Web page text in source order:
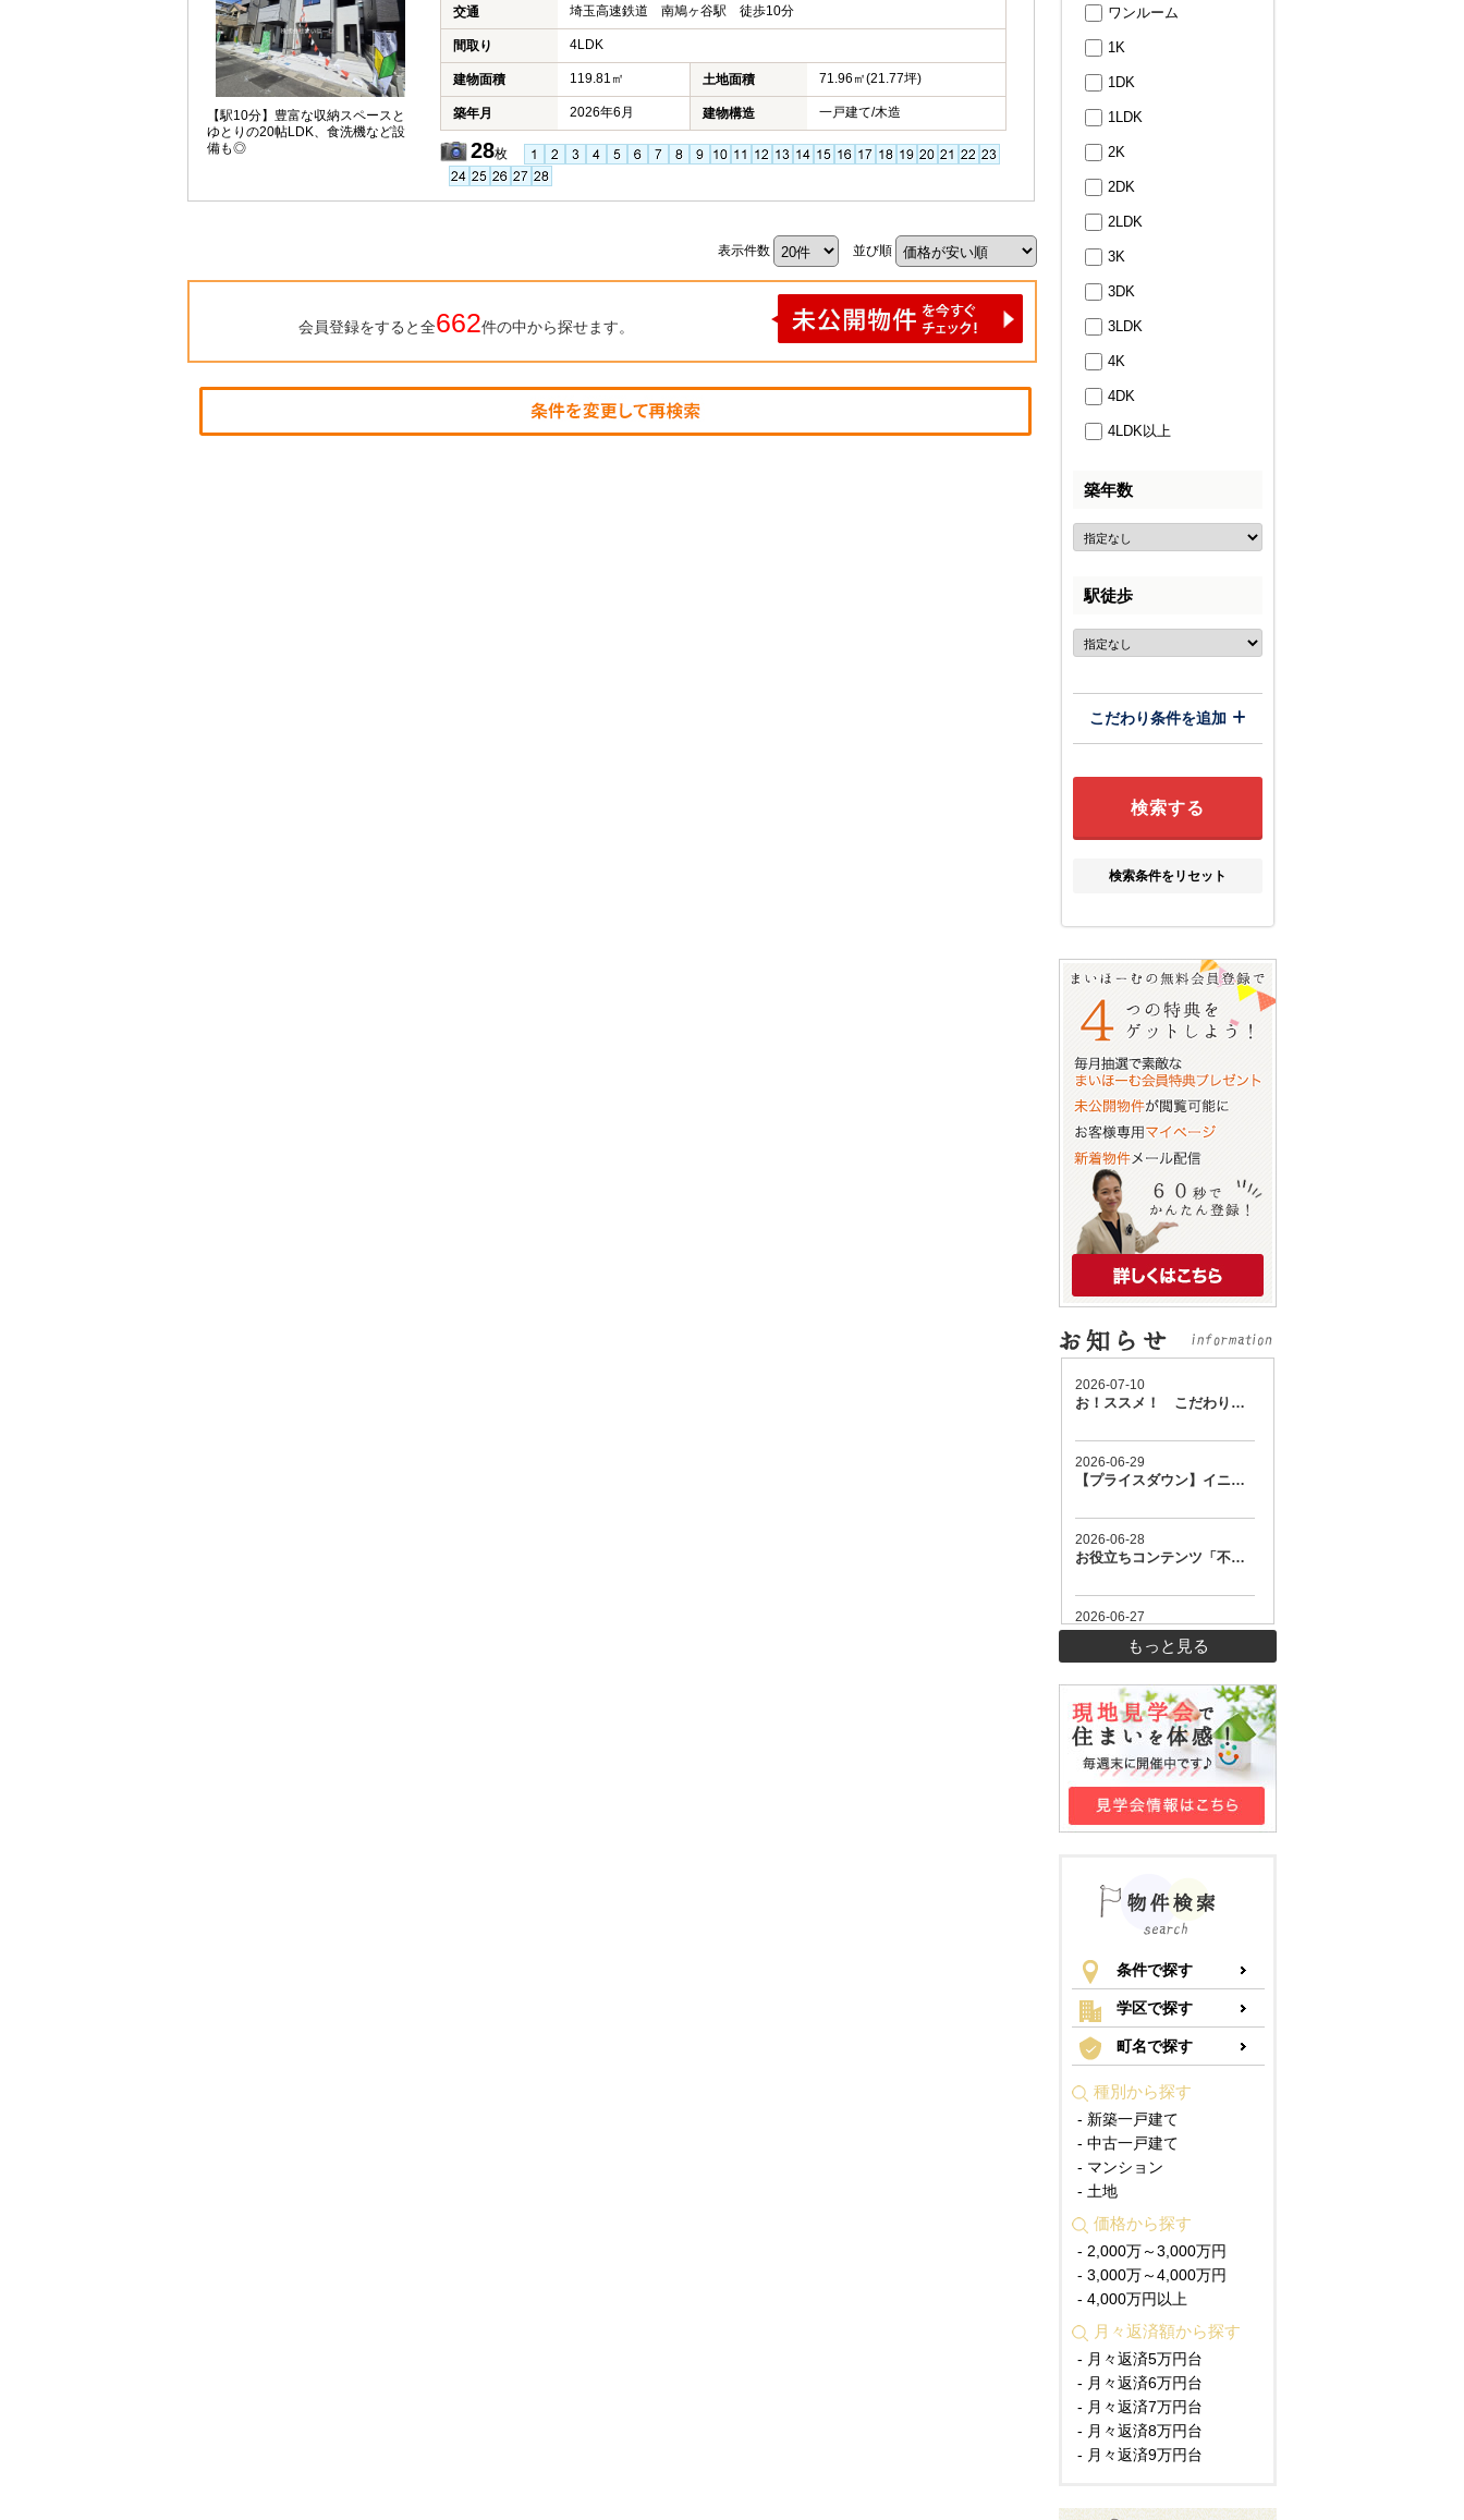
【駅10分】豊富な収納スペースと
ゆとりの20帖LDK、食洗機など設
備も◎
交通 埼玉高速鉄道 南鳩ヶ谷駅 徒歩10分
間取り 4LDK
建物面積 119.81㎡ 土地面積 71.96㎡(21.77坪)
築年月 2026年6月 建物構造 一戸建て/木造
28枚
表示件数 並び順
会員登録をすると全662件の中から探せます。
ワンルーム
1K
1DK
1LDK
2K
2DK
2LDK
3K
3DK
3LDK
4K
4DK
4LDK以上
築年数
駅徒歩
こだわり条件を追加
検索条件をリセット
もっと見る
条件で探す
学区で探す
町名で探す
種別から探す
- 新築一戸建て
- 中古一戸建て
- マンション
- 土地
価格から探す
- 2,000万～3,000万円
- 3,000万～4,000万円
- 4,000万円以上
月々返済額から探す
- 月々返済5万円台
- 月々返済6万円台
- 月々返済7万円台
- 月々返済8万円台
- 月々返済9万円台